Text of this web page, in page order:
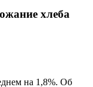
хлеба
на 1,8%. Об